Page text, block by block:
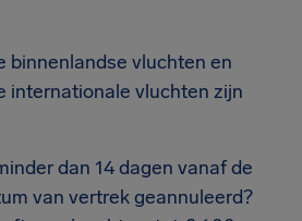
binnenlandse vluchten en
internationale vluchten zijn
dan 14 dagen vanaf de
van vertrek geannuleerd?